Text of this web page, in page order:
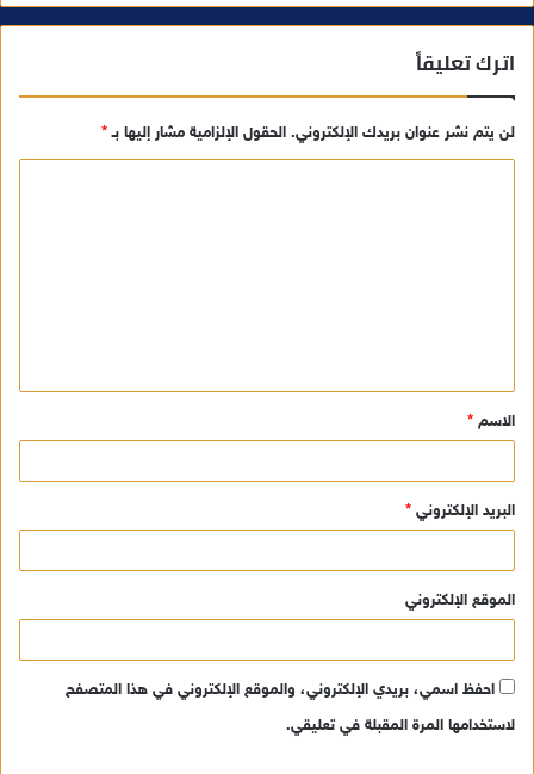
اترك تعليقاً
لن يتم نشر عنوان بريدك الإلكتروني. الحقول الإلزامية مشار إليها بـ*
ق
*
الاسم *
البريد الإلكتروني *
الموقع الإلكتروني
احفظ اسمي، بريدي الإلكتروني، والموقع الإلكتروني في هذا المتصفح
لاستخدامها المرة المقبلة في تعليقي.